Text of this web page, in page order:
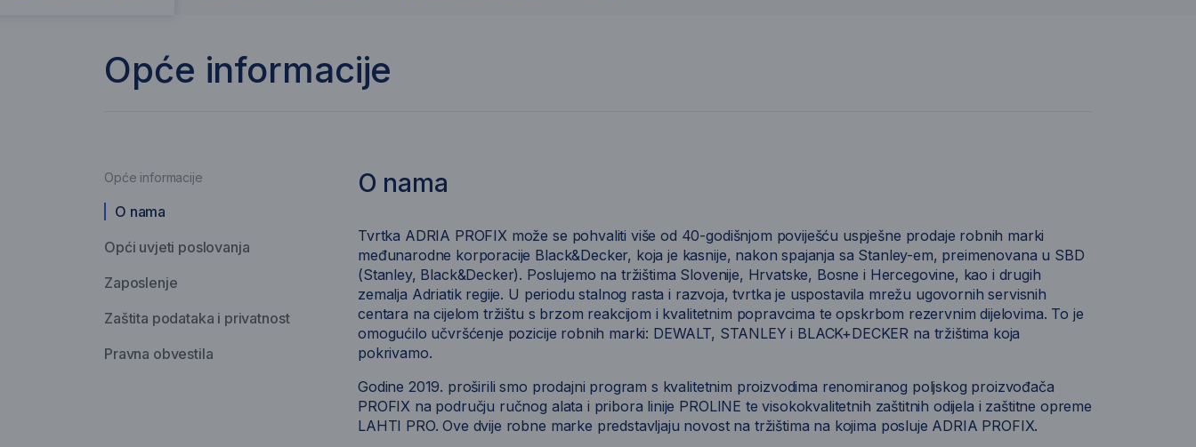
O namaOpće informacije
Opće informacije
O nama
Opći uvjeti poslovanja
Zaposlenje
Zaštita podataka i privatnost
Pravna obvestila
O nama
Tvrtka ADRIA PROFIX može se pohvaliti više od 40-godišnjom poviješću uspješne prodaje robnih marki
međunarodne korporacije Black&Decker, koja je kasnije, nakon spajanja sa Stanley-em, preimenovana u SBD
(Stanley, Black&Decker). Poslujemo na tržištima Slovenije, Hrvatske, Bosne i Hercegovine, kao i drugih
zemalja Adriatik regije. U periodu stalnog rasta i razvoja, tvrtka je uspostavila mrežu ugovornih servisnih
centara na cijelom tržištu s brzom reakcijom i kvalitetnim popravcima te opskrbom rezervnim dijelovima. To je
omogućilo učvršćenje pozicije robnih marki: DEWALT, STANLEY i BLACK+DECKER na tržištima koja
pokrivamo.
Godine 2019. proširili smo prodajni program s kvalitetnim proizvodima renomiranog poljskog proizvođača
PROFIX na području ručnog alata i pribora linije PROLINE te visokokvalitetnih zaštitnih odijela i zaštitne opreme
LAHTI PRO. Ove dvije robne marke predstavljaju novost na tržištima na kojima posluje ADRIA PROFIX.